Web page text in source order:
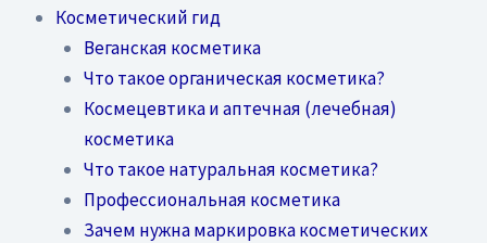
Косметический гид
Веганская косметика
Что такое органическая косметика?
Космецевтика и аптечная (лечебная)
косметика
Что такое натуральная косметика?
Профессиональная косметика
Зачем нужна маркировка косметических